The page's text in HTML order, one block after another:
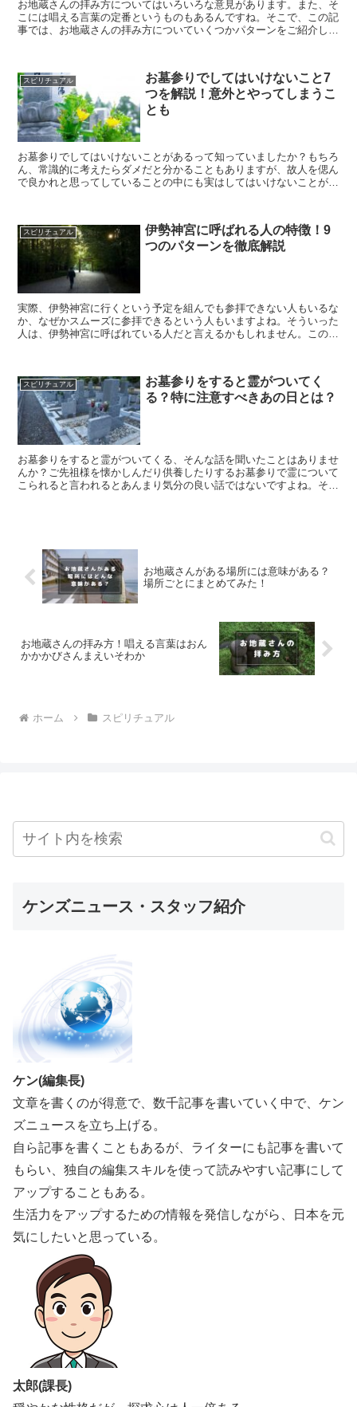
お地蔵さんの拝み方についてはいろいろな意見があります。また、そ
こには唱える言葉の定番というものもあるんですね。そこで、この記
事では、お地蔵さんの拝み方についていくつかパターンをご紹介して
スピリチュアル
お墓参りでしてはいけないこと7
つを解説！意外とやってしまうこ
とも
お墓参りでしてはいけないことがあるって知っていましたか？もちろ
ん、常識的に考えたらダメだと分かることもありますが、故人を偲ん
で良かれと思ってしていることの中にも実はしてはいけないことがあ
スピリチュアル
伊勢神宮に呼ばれる人の特徴！9
つのパターンを徹底解説
実際、伊勢神宮に行くという予定を組んでも参拝できない人もいるな
か、なぜかスムーズに参拝できるという人もいますよね。そういった
人は、伊勢神宮に呼ばれている人だと言えるかもしれません。この記
スピリチュアル
お墓参りをすると霊がついてく
る？特に注意すべきあの日とは？
お墓参りをすると霊がついてくる、そんな話を聞いたことはありませ
んか？ご先祖様を懐かしんだり供養したりするお墓参りで霊について
こられると言われるとあんまり気分の良い話ではないですよね。そこ
お地蔵さんがある場所には意味がある？
場所ごとにまとめてみた！
お地蔵さんの拝み方！唱える言葉はおん
かかかびさんまえいそわか
ホーム スピリチュアル
ケンズニュース・スタッフ紹介
ケン(編集長)
文章を書くのが得意で、数千記事を書いていく中で、ケン
ズニュースを立ち上げる。
自ら記事を書くこともあるが、ライターにも記事を書いて
もらい、独自の編集スキルを使って読みやすい記事にして
アップすることもある。
生活力をアップするための情報を発信しながら、日本を元
気にしたいと思っている。
太郎(課長)